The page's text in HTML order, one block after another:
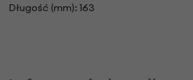
Długość (mm): 163